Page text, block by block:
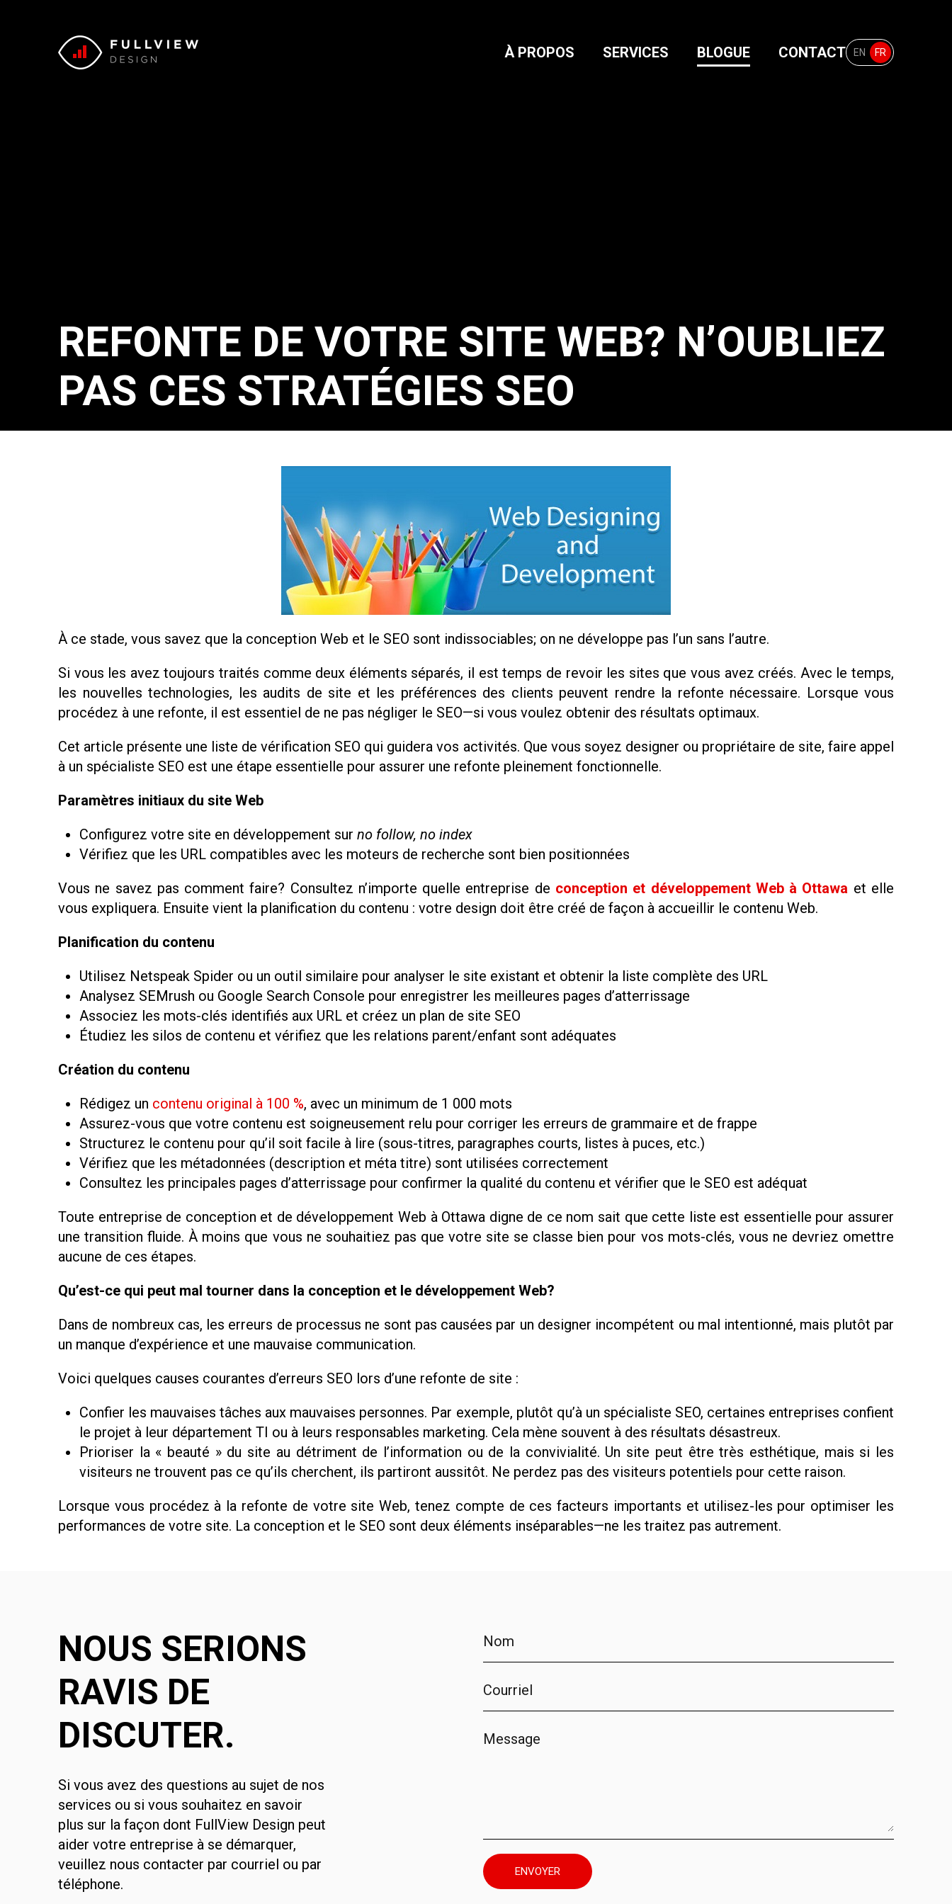
À PROPOS SERVICES BLOGUE CONTACT
REFONTE DE VOTRE SITE WEB? N’OUBLIEZ
PAS CES STRATÉGIES SEO
À ce stade, vous savez que la conception Web et le SEO sont indissociables; on ne développe pas l’un sans l’autre.
Si vous les avez toujours traités comme deux éléments séparés, il est temps de revoir les sites que vous avez créés. Avec le temps,
les nouvelles technologies, les audits de site et les préférences des clients peuvent rendre la refonte nécessaire. Lorsque vous
procédez à une refonte, il est essentiel de ne pas négliger le SEO—si vous voulez obtenir des résultats optimaux.
Cet article présente une liste de vérification SEO qui guidera vos activités. Que vous soyez designer ou propriétaire de site, faire appel
à un spécialiste SEO est une étape essentielle pour assurer une refonte pleinement fonctionnelle.
Paramètres initiaux du site Web
Configurez votre site en développement sur no follow, no index
Vérifiez que les URL compatibles avec les moteurs de recherche sont bien positionnées
Vous ne savez pas comment faire? Consultez n’importe quelle entreprise de conception et développement Web à Ottawa et elle
vous expliquera. Ensuite vient la planification du contenu : votre design doit être créé de façon à accueillir le contenu Web.
Planification du contenu
Utilisez Netspeak Spider ou un outil similaire pour analyser le site existant et obtenir la liste complète des URL
Analysez SEMrush ou Google Search Console pour enregistrer les meilleures pages d’atterrissage
Associez les mots-clés identifiés aux URL et créez un plan de site SEO
Étudiez les silos de contenu et vérifiez que les relations parent/enfant sont adéquates
Création du contenu
Rédigez un contenu original à 100 %, avec un minimum de 1 000 mots
Assurez-vous que votre contenu est soigneusement relu pour corriger les erreurs de grammaire et de frappe
Structurez le contenu pour qu’il soit facile à lire (sous-titres, paragraphes courts, listes à puces, etc.)
Vérifiez que les métadonnées (description et méta titre) sont utilisées correctement
Consultez les principales pages d’atterrissage pour confirmer la qualité du contenu et vérifier que le SEO est adéquat
Toute entreprise de conception et de développement Web à Ottawa digne de ce nom sait que cette liste est essentielle pour assurer
une transition fluide. À moins que vous ne souhaitiez pas que votre site se classe bien pour vos mots-clés, vous ne devriez omettre
aucune de ces étapes.
Qu’est-ce qui peut mal tourner dans la conception et le développement Web?
Dans de nombreux cas, les erreurs de processus ne sont pas causées par un designer incompétent ou mal intentionné, mais plutôt par
un manque d’expérience et une mauvaise communication.
Voici quelques causes courantes d’erreurs SEO lors d’une refonte de site :
Confier les mauvaises tâches aux mauvaises personnes. Par exemple, plutôt qu’à un spécialiste SEO, certaines entreprises confient
le projet à leur département TI ou à leurs responsables marketing. Cela mène souvent à des résultats désastreux.
Prioriser la « beauté » du site au détriment de l’information ou de la convivialité. Un site peut être très esthétique, mais si les
visiteurs ne trouvent pas ce qu’ils cherchent, ils partiront aussitôt. Ne perdez pas des visiteurs potentiels pour cette raison.
Lorsque vous procédez à la refonte de votre site Web, tenez compte de ces facteurs importants et utilisez-les pour optimiser les
performances de votre site. La conception et le SEO sont deux éléments inséparables—ne les traitez pas autrement.
NOUS SERIONS
RAVIS DE
DISCUTER.
Si vous avez des questions au sujet de nos
services ou si vous souhaitez en savoir
plus sur la façon dont FullView Design peut
aider votre entreprise à se démarquer,
veuillez nous contacter par courriel ou par
téléphone.